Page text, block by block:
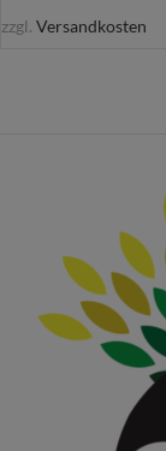
zzgl. Versandkosten